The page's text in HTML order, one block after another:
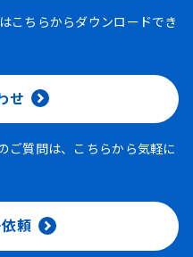
こちらからダウンロードでき
せ
ご質問は、こちらから気軽に
頼